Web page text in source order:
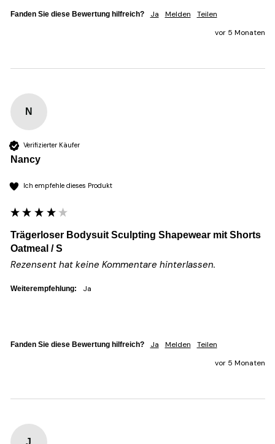
Fanden Sie diese Bewertung hilfreich? Ja Melden
Teilen
vor 5 Monaten
N
Verifizierter Käufer
Nancy
Ich empfehle dieses Produkt
Trägerloser Bodysuit Sculpting Shapewear mit Shorts
Oatmeal / S
Rezensent hat keine Kommentare hinterlassen.
Weiterempfehlung: Ja
Fanden Sie diese Bewertung hilfreich? Ja Melden
Teilen
vor 5 Monaten
J